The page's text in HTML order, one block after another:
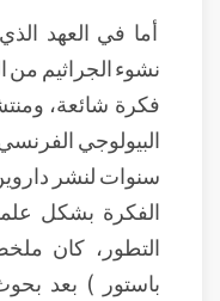
أما في العهد
نشوء الجراثيم من
فكرة شائعة،
البيولوجي
سنوات لنشر
الفكرة بشكل
التطور، كان
باستور ) بعد